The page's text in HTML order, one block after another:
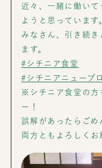
近々、一緒に働いて
ようと思っています
みなさん、引き続き
ます。
#シチニア食堂
#シチニアニュープ
※シチニア食堂の方
ー！
誤解があったらごめ
両方ともよろしくお